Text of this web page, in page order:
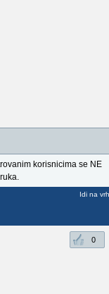
korisnicima se NE
Idi na vrh
0